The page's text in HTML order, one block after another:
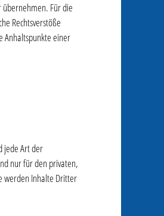
Für die
Rechtsverstöße
Anhaltspunkte einer
jede Art der
nur für den privaten,
werden Inhalte Dritter